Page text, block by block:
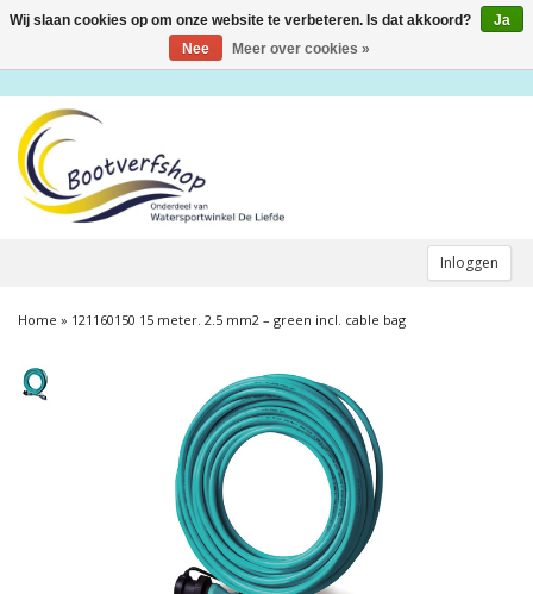
Inloggen
Toggle
Home » 121160150 15 meter. 2.5 mm2 – green incl. cable bag
Wij slaan cookies op om onze website te verbeteren. Is dat akkoord?
Ja
Nee
Meer over cookies »